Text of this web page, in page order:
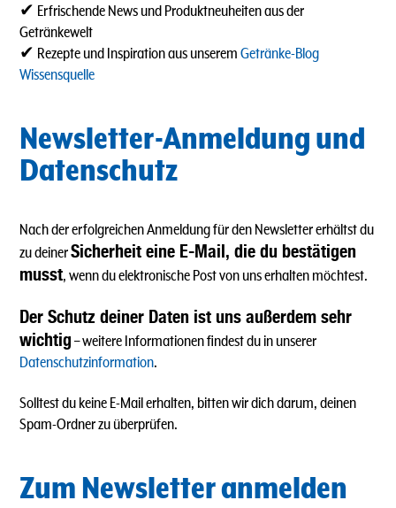
✔ Erfrischende News und Produktneuheiten aus der
Getränkewelt
✔ Rezepte und Inspiration aus unserem Getränke-Blog
Wissensquelle
Newsletter-Anmeldung und
Datenschutz
Nach der erfolgreichen Anmeldung für den Newsletter erhältst du
zu deinerSicherheit eine E-Mail, die du bestätigen
musst, wenn du elektronische Post von uns erhalten möchtest.
Der Schutz deiner Daten ist uns außerdem sehr
wichtig – weitere Informationen findest du in unserer
Datenschutzinformation.
Solltest du keine E-Mail erhalten, bitten wir dich darum, deinen
Spam-Ordner zu überprüfen.
Zum Newsletter anmelden